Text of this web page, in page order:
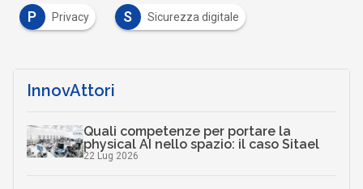
P Privacy S Sicurezza digitale
InnovAttori
Quali competenze per portare la
physical AI nello spazio: il caso Sitael
22 Lug 2026